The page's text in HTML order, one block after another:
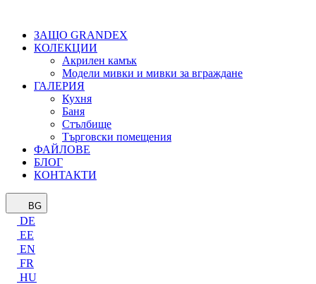
ЗАЩО GRANDEX
КОЛЕКЦИИ
Акрилен камък
Модели мивки и мивки за вграждане
ГАЛЕРИЯ
Кухня
Баня
Стълбище
Търговски помещения
ФАЙЛОВЕ
БЛОГ
КОНТАКТИ
BG
DE
EE
EN
FR
HU